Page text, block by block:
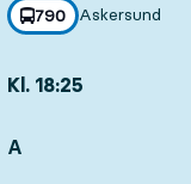
linje
790
mot
Askersund
,
Kl. 18:25
A